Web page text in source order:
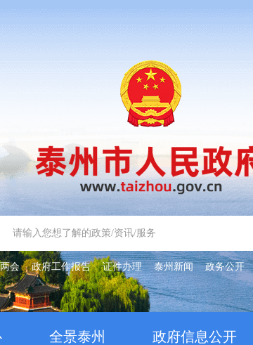
两会 政府工作报告 证件办理 泰州新闻 政务公开
全景泰州 政府信息公开